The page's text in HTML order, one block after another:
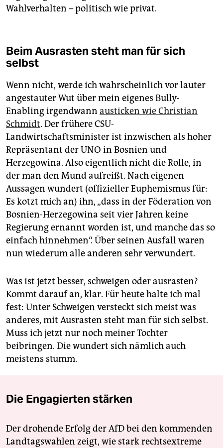
Wahlverhalten – politisch wie privat.
Beim Ausrasten steht man für sich
selbst
Wenn nicht, werde ich wahrscheinlich vor lauter
angestauter Wut über mein eigenes Bully-
Enabling irgendwann austicken wie Christian
Schmidt. Der frühere CSU-
Landwirtschaftsminister ist inzwischen als hoher
Repräsentant der UNO in Bosnien und
Herzegowina. Also eigentlich nicht die Rolle, in
der man den Mund aufreißt. Nach eigenen
Aussagen wundert (offizieller Euphemismus für:
Es kotzt mich an) ihn, „dass in der Föderation von
Bosnien-Herzegowina seit vier Jahren keine
Regierung ernannt worden ist, und manche das so
einfach hinnehmen“. Über seinen Ausfall waren
nun wiederum alle anderen sehr verwundert.
Was ist jetzt besser, schweigen oder ausrasten?
Kommt darauf an, klar. Für heute halte ich mal
fest: Unter Schweigen versteckt sich meist was
anderes, mit Ausrasten steht man für sich selbst.
Muss ich jetzt nur noch meiner Tochter
beibringen. Die wundert sich nämlich auch
meistens stumm.
Die Engagierten stärken
Der drohende Erfolg der AfD bei den kommenden
Landtagswahlen zeigt, wie stark rechtsextreme